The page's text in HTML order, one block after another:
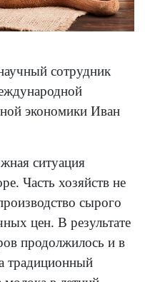
сотрудник
экономики Иван
ситуация
Часть хозяйств не
сырого
цен. В результате
продолжилось и в
традиционный